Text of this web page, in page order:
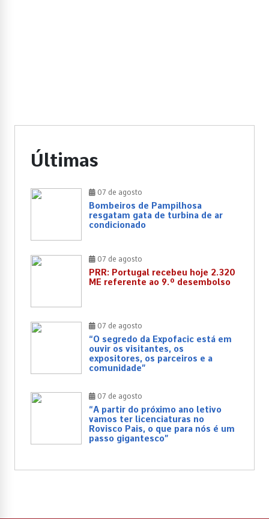
Últimas
07 de agosto
Bombeiros de Pampilhosa
resgatam gata de turbina de ar
condicionado
07 de agosto
PRR: Portugal recebeu hoje 2.320
ME referente ao 9.º desembolso
07 de agosto
“O segredo da Expofacic está em
ouvir os visitantes, os
expositores, os parceiros e a
comunidade”
07 de agosto
“A partir do próximo ano letivo
vamos ter licenciaturas no
Rovisco Pais, o que para nós é um
passo gigantesco”